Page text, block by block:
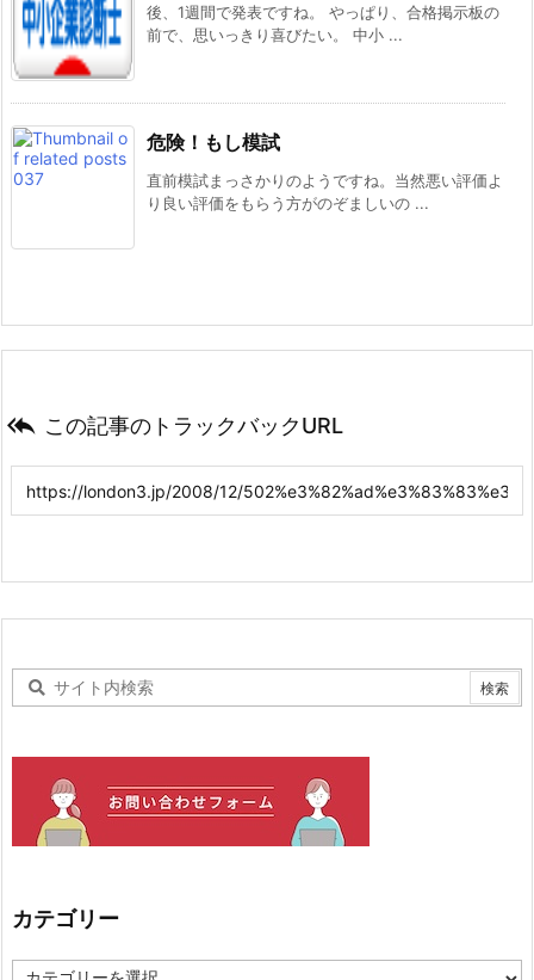
後、1週間で発表ですね。 やっぱり、合格掲示板の
前で、思いっきり喜びたい。 中小 ...
危険！もし模試
直前模試まっさかりのようですね。当然悪い評価よ
り良い評価をもらう方がのぞましいの ...
 この記事のトラックバックURL
カテゴリー